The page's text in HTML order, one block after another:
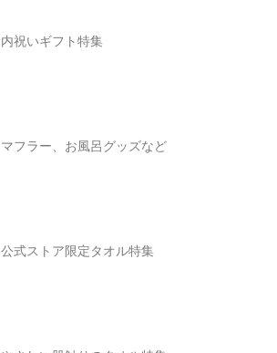
内祝いギフト特集
マフラー、お風呂グッズなど
公式ストア限定タオル特集